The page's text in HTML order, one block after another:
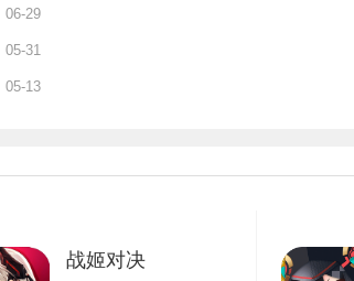
06-29
05-31
05-13
战姬对决